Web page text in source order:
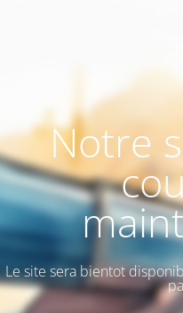
Notre
Le site sera bientot